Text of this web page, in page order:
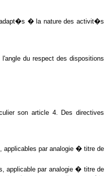
adapt�s � la nature des activit�s
du respect des dispositions
son article 4. Des directives
par analogie � titre de
applicable par analogie � titre de